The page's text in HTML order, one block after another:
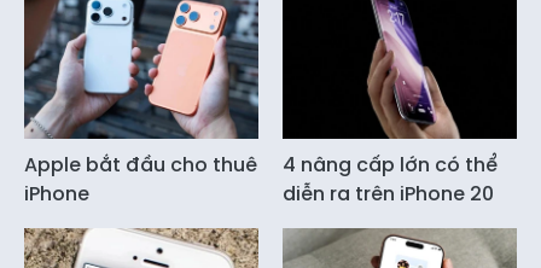
Apple bắt đầu cho thuê
iPhone
4 nâng cấp lớn có thể
diễn ra trên iPhone 20